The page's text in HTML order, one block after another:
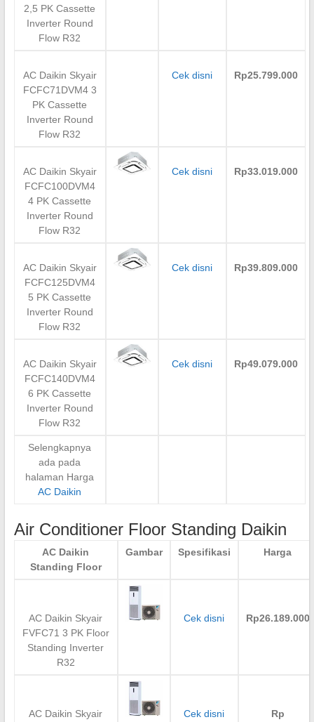
2,5 PK Cassette
Inverter Round
Flow R32
AC Daikin Skyair
FCFC71DVM4 3
PK Cassette
Inverter Round
Flow R32
Cek disni Rp25.799.000
AC Daikin Skyair
FCFC100DVM4
4 PK Cassette
Inverter Round
Flow R32
Cek disni Rp33.019.000
AC Daikin Skyair
FCFC125DVM4
5 PK Cassette
Inverter Round
Flow R32
Cek disni Rp39.809.000
AC Daikin Skyair
FCFC140DVM4
6 PK Cassette
Inverter Round
Flow R32
Cek disni Rp49.079.000
Selengkapnya
ada pada
halaman Harga
AC Daikin
Air Conditioner Floor Standing Daikin
AC Daikin
Standing Floor
Gambar Spesifikasi Harga
AC Daikin Skyair
FVFC71 3 PK Floor
Standing Inverter
R32
Cek disni Rp26.189.000
AC Daikin Skyair
Cek disni
Rp